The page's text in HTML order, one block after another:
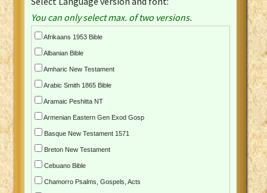
You can only select max. of two versions.
Afrikaans 1953 Bible
Albanian Bible
Amharic New Testament
Arabic Smith 1865 Bible
Aramaic Peshitta NT
Armenian Eastern Gen Exod Gosp
Basque New Testament 1571
Breton New Testament
Cebuano Bible
Chamorro Psalms, Gospels, Acts